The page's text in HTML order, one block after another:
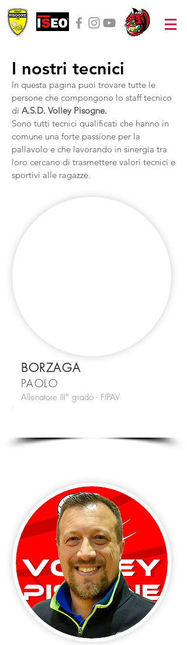
I nostri tecnici
In questa pagina puoi trovare tutte le
persone che compongono lo staff tecnico
di A.S.D. Volley Pisogne.
Sono tutti tecnici qualificati che hanno in
comune una forte passione per la
pallavolo e che lavorando in sinergia tra
loro cercano di trasmettere valori tecnici e
sportivi alle ragazze.
BORZAGA
PAOLO
Allenatore III° grado - FIPAV